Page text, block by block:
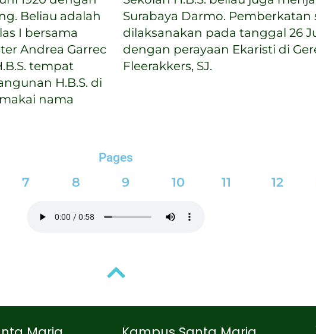
Beliau adalah
I bersama
Andrea Garrec
tempat
H.B.S. di
nama
H.B.S.
dimulai
oleh Pastor
Fleerakkers, SJ.
Pages
7 8 9 10 11 12